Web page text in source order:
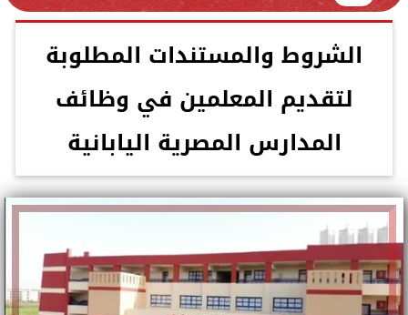
الشروط والمستندات المطلوبة
لتقديم المعلمين في وظائف
المدارس المصرية اليابانية